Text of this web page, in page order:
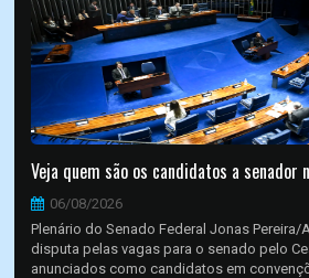
Veja quem são os candidatos a senador
06/08/2026
Plenário do Senado Federal Jonas Pereira/
disputa pelas vagas para o senado pelo
anunciados como candidatos em